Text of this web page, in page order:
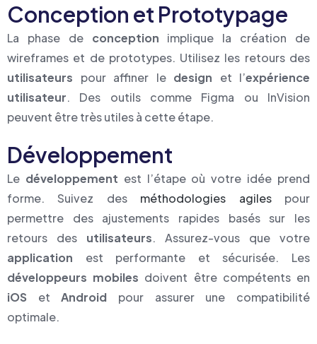
Conception et Prototypage
La phase de conception implique la création de
wireframes et de prototypes. Utilisez les retours des
utilisateurs pour affiner le design et l’expérience
utilisateur. Des outils comme Figma ou InVision
peuvent être très utiles à cette étape.
Développement
Le développement est l’étape où votre idée prend
forme. Suivez des méthodologies agilespour
permettre des ajustements rapides basés sur les
retours des utilisateurs. Assurez-vous que votre
application est performante et sécurisée. Les
développeurs mobiles doivent être compétents en
iOS etAndroid pour assurer une compatibilité
optimale.